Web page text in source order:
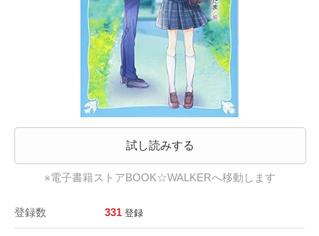
試し読みする
※電子書籍ストアBOOK☆WALKERへ移動します
登録数 331 登録